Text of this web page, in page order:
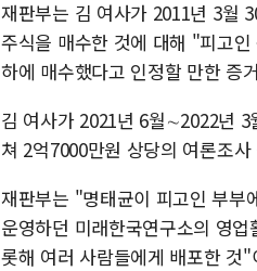
재판부는 김 여사가 2011년 3월
주식을 매수한 것에 대해 "피고
하에 매수했다고 인정할 만한 증
김 여사가 2021년 6월∼2022년
쳐 2억7000만원 상당의 여론조
재판부는 "명태균이 피고인 부부
운영하던 미래한국연구소의 영
롯해 여러 사람들에게 배포한 것